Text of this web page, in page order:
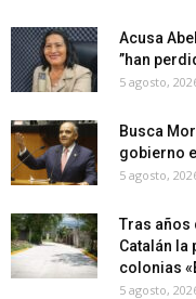
Acusa
”han
5 agosto,
Busca
gobierno
5 agosto,
Tras años
Catalán la
colonias
5 agosto,